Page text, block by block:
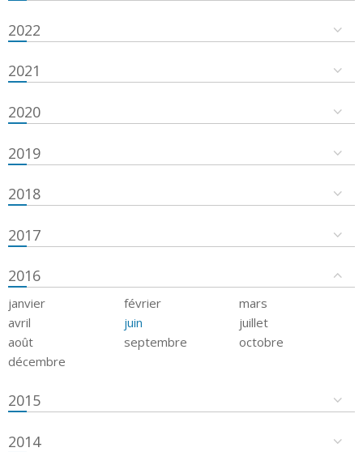
2022
2021
2020
2019
2018
2017
2016
janvier février
mars
avril
juin
juillet
août
septembre
octobre
décembre
2015
2014